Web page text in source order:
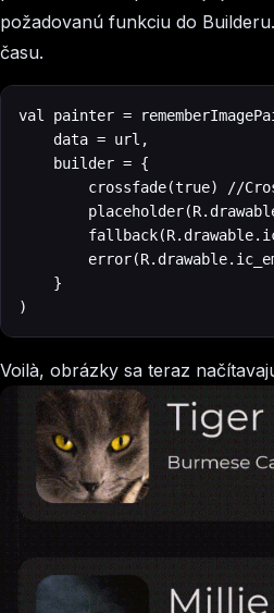
požadovanú funkciu do
času.
val painter =
    data = url,
    builder = {
crossfade(true) //
    }
)
Voilà, obrázky sa teraz